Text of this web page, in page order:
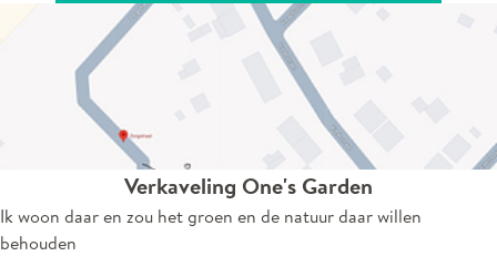
Verkaveling One's Garden
Ik woon daar en zou het groen en de natuur daar willen
behouden